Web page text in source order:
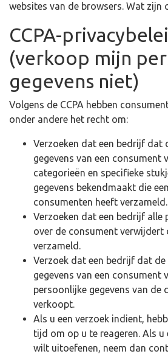
websites van de browsers. Wat zijn
CCPA-
(verkoop mijn
gegevens niet)
Volgens de CCPA hebben
onder andere het recht om:
Verzoeken dat een bedrijf dat
gegevens van een consument
categorieën en specifieke
gegevens bekendmaakt die
consumenten heeft verzameld.
Verzoeken dat een bedrijf alle
over de consument verwijdert
verzameld.
Verzoek dat een bedrijf dat
gegevens van een consument
persoonlijke gegevens van de
verkoopt.
Als u een verzoek indient,
tijd om op u te reageren. Als u
wilt uitoefenen, neem dan